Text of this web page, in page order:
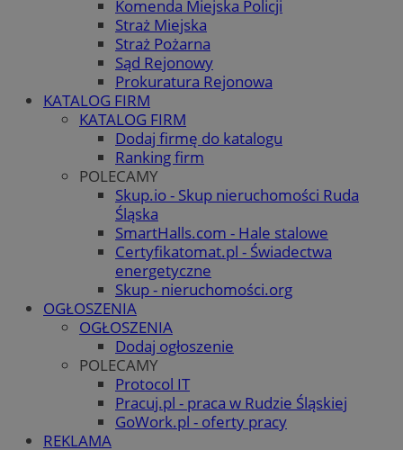
Komenda Miejska Policji
Straż Miejska
Straż Pożarna
Sąd Rejonowy
Prokuratura Rejonowa
KATALOG FIRM
KATALOG FIRM
Dodaj firmę do katalogu
Ranking firm
POLECAMY
Skup.io - Skup nieruchomości Ruda
Śląska
SmartHalls.com - Hale stalowe
Certyfikatomat.pl - Świadectwa
energetyczne
Skup - nieruchomości.org
OGŁOSZENIA
OGŁOSZENIA
Dodaj ogłoszenie
POLECAMY
Protocol IT
Pracuj.pl - praca w Rudzie Śląskiej
GoWork.pl - oferty pracy
REKLAMA